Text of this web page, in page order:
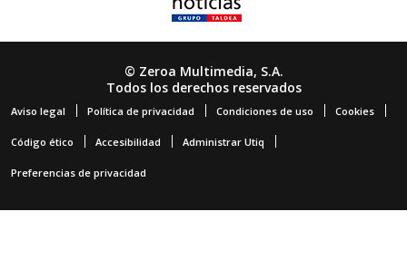
© Zeroa Multimedia, S.A.
Todos los derechos reservados
Aviso legal Política de privacidad Condiciones de uso Cookies
Código ético Accesibilidad Administrar Utiq
Preferencias de privacidad